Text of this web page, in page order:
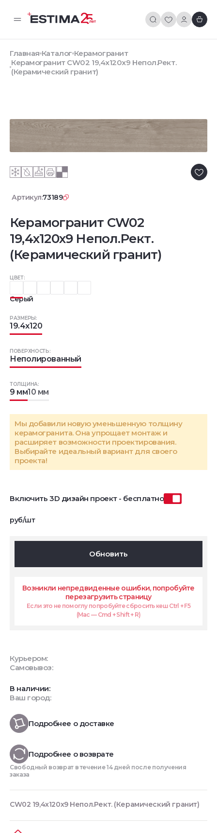
Главная Каталог Керамогранит
Керамогранит CW02 19,4х120х9 Непол.Рект.
(Керамический гранит)
Артикул:73189
Керамогранит CW02
19,4х120х9 Непол.Рект.
(Керамический гранит)
ЦВЕТ:
Серый
РАЗМЕРЫ:
19.4x120
ТОЛЩИНА:
9 мм10 мм
ПОВЕРХНОСТЬ:
Неполированный
Мы добавили новую уменьшенную толщину
керамогранита. Она упрощает монтаж и
расширяет возможности проектирования.
Выбирайте идеальный вариант для своего
проекта!
Включить 3D дизайн проект - бесплатно
руб/шт
Обновить
Возникли непредвиденные ошибки, попробуйте
перезагрузить страницу
Если это не помоглу попробуйте сбросить кеш Ctrl + F5
(Mac — Cmd + Shift + R)
Курьером:
Самовывоз:
В наличии:
Ваш город:
Подробнее о доставке
Подробнее о возврате
Свободный возврат в течение 14 дней после получения
заказа
CW02 19,4х120х9 Непол.Рект. (Керамический гранит)